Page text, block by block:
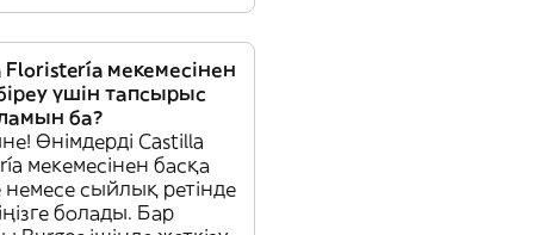
Floristería мекемесінен
үшін тапсырыс
ба?
Өнімдерді Castilla
мекемесінен басқа
немесе сыйлық ретінде
болады. Бар